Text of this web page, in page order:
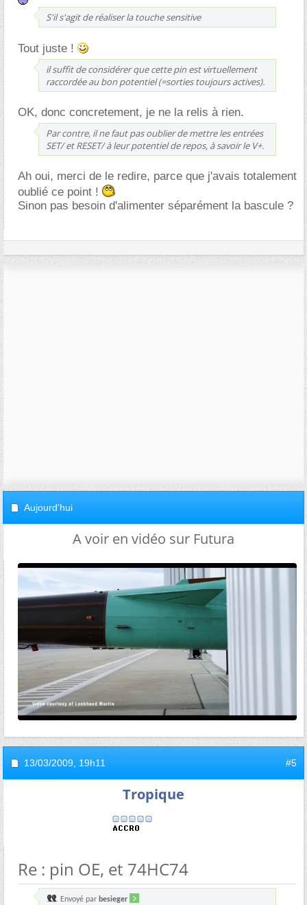
S'il s'agit de réaliser la touche sensitive
Tout juste !
il suffit de considérer que cette pin est virtuellement
raccordée au bon potentiel (=sorties toujours actives).
OK, donc concretement, je ne la relis à rien.
Par contre, il ne faut pas oublier de mettre les entrées
SET/ et RESET/ à leur potentiel de repos, à savoir le V+.
Ah oui, merci de le redire, parce que j'avais totalement
oublié ce point !
Sinon pas besoin d'alimenter séparément la bascule ?
Aujourd'hui
A voir en vidéo sur Futura
13/03/2009, 19h11 #5
Tropique
Re : pin OE, et 74HC74
Envoyé par besieger